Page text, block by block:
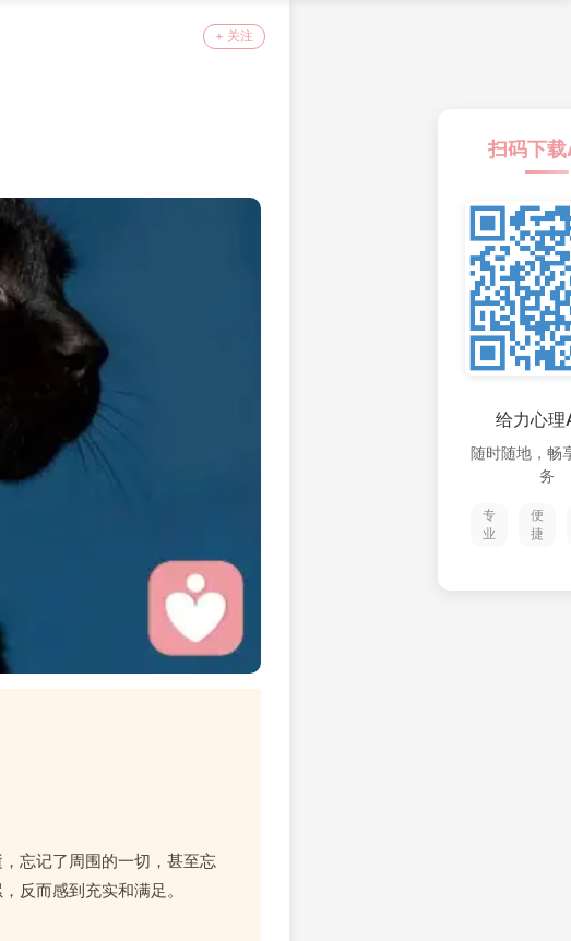
+ 关注
忘记了周围的一切，甚至忘
反而感到充实和满足。
扫码下
给力心理
随时随地，畅
务
专
业
便
捷